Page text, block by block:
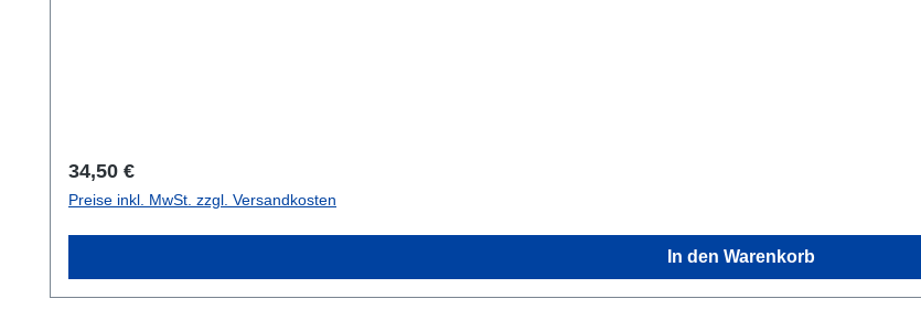
Regulärer Preis:
34,50 €
Preise inkl. MwSt. zzgl. Versandkosten
In den Warenkorb